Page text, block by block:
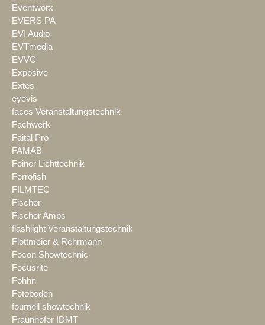
Eventworx
EVERS PA
EVI Audio
EVTmedia
EVVC
Exposive
Extes
eyevis
faces Veranstaltungstechnik
Fachwerk
Faital Pro
FAMAB
Feiner Lichttechnik
Ferrofish
FILMTEC
Fischer
Fischer Amps
flashlight Veranstaltungstechnik
Flottmeier & Rehrmann
Focon Showtechnic
Focusrite
Fohhn
Fotoboden
fournell showtechnik
Fraunhofer IDMT